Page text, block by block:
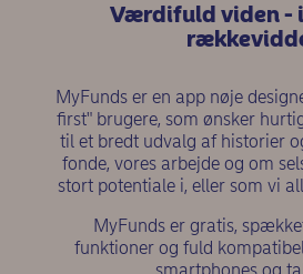
Værdifuld viden -
MyFunds er en app nøje
first" brugere, som ønsker
til et bredt udvalg af historier
fonde, vores arbejde og om
stort potentiale i, eller som vi
MyFunds er gratis,
funktioner og fuld